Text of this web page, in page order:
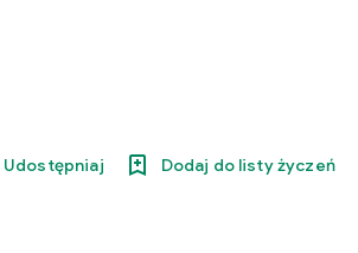
Udostępniaj Dodaj do listy życzeń